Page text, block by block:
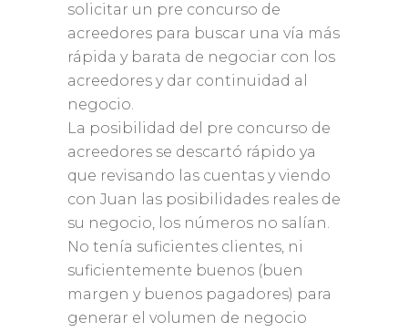
solicitar un pre concurso de
acreedores para buscar una vía más
rápida y barata de negociar con los
acreedores y dar continuidad al
negocio.
La posibilidad del pre concurso de
acreedores se descartó rápido ya
que revisando las cuentas y viendo
con Juan las posibilidades reales de
su negocio, los números no salían.
No tenía suficientes clientes, ni
suficientemente buenos (buen
margen y buenos pagadores) para
generar el volumen de negocio